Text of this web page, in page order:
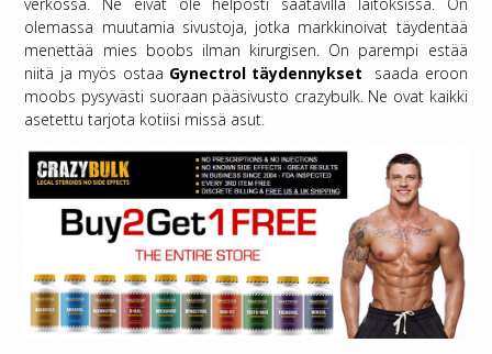
olemassa muutamia sivustoja, jotka markkinoivat täydentää
menettää mies boobs ilman kirurgisen. On parempi estää
niitä ja myös ostaa Gynectrol täydennykset
saada eroon
moobs pysyvästi suoraan pääsivusto crazybulk. Ne ovat kaikki
asetettu tarjota kotiisi missä asut.